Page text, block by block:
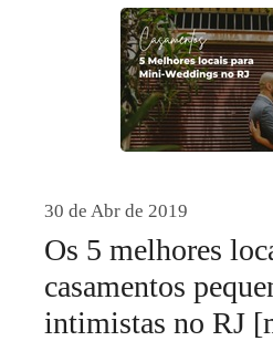
30 de Abr de 2019
Os 5 melhores
casamentos
intimistas no RJ